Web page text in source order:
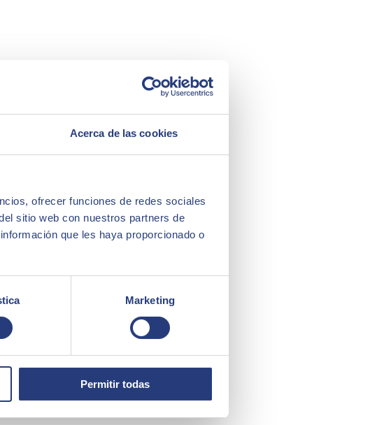
Acerca de las cookies
ofrecer funciones de redes sociales
sitio web con nuestros partners de
que les haya proporcionado o
Marketing
Permitir todas